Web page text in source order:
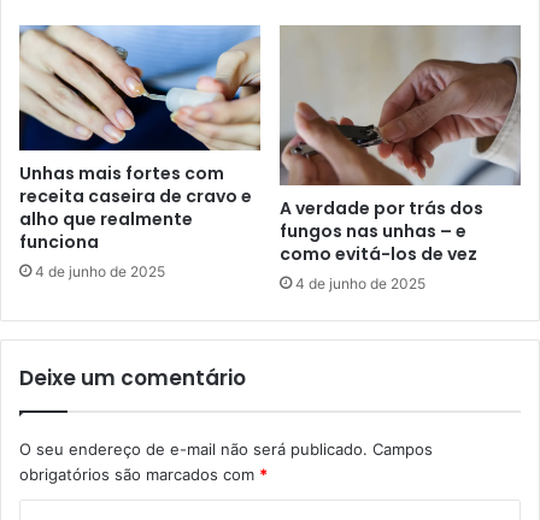
Unhas mais fortes com
receita caseira de cravo e
alho que realmente
funciona
4 de junho de 2025
A verdade por trás dos
fungos nas unhas – e
como evitá-los de vez
4 de junho de 2025
Deixe um comentário
O seu endereço de e-mail não será publicado. Campos
obrigatórios são marcados com *